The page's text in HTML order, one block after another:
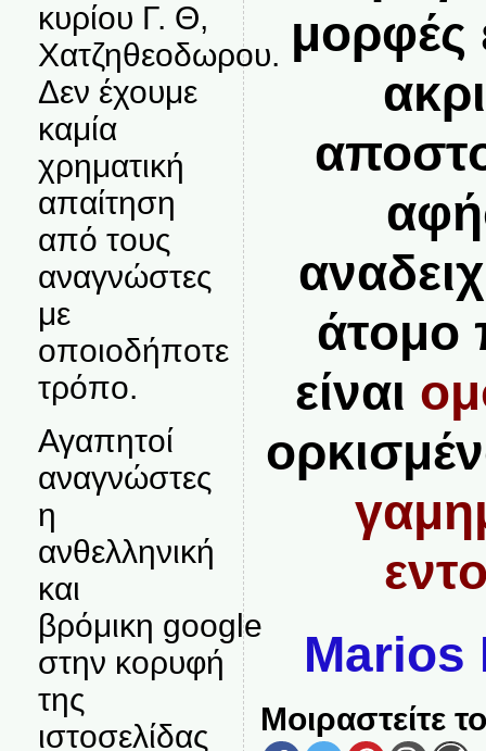
κυρίου Γ. Θ,
Χατζηθεοδωρου.
Δεν έχουμε
καμία
χρηματική
απαίτηση
από τους
αναγνώστες
με
οποιοδήποτε
τρόπο.
Αγαπητοί
αναγνώστες
η
ανθελληνική
και
βρόμικη google
στην κορυφή
της
ιστοσελίδας
μορφές
άτομο
είναι
Marios
Μοιραστείτε